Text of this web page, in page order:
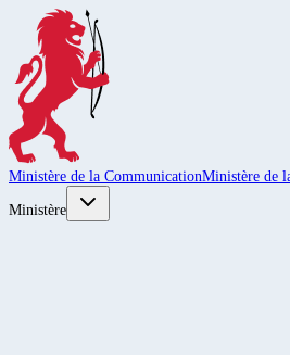
Ministère de la CommunicationMinistère de
Ministère